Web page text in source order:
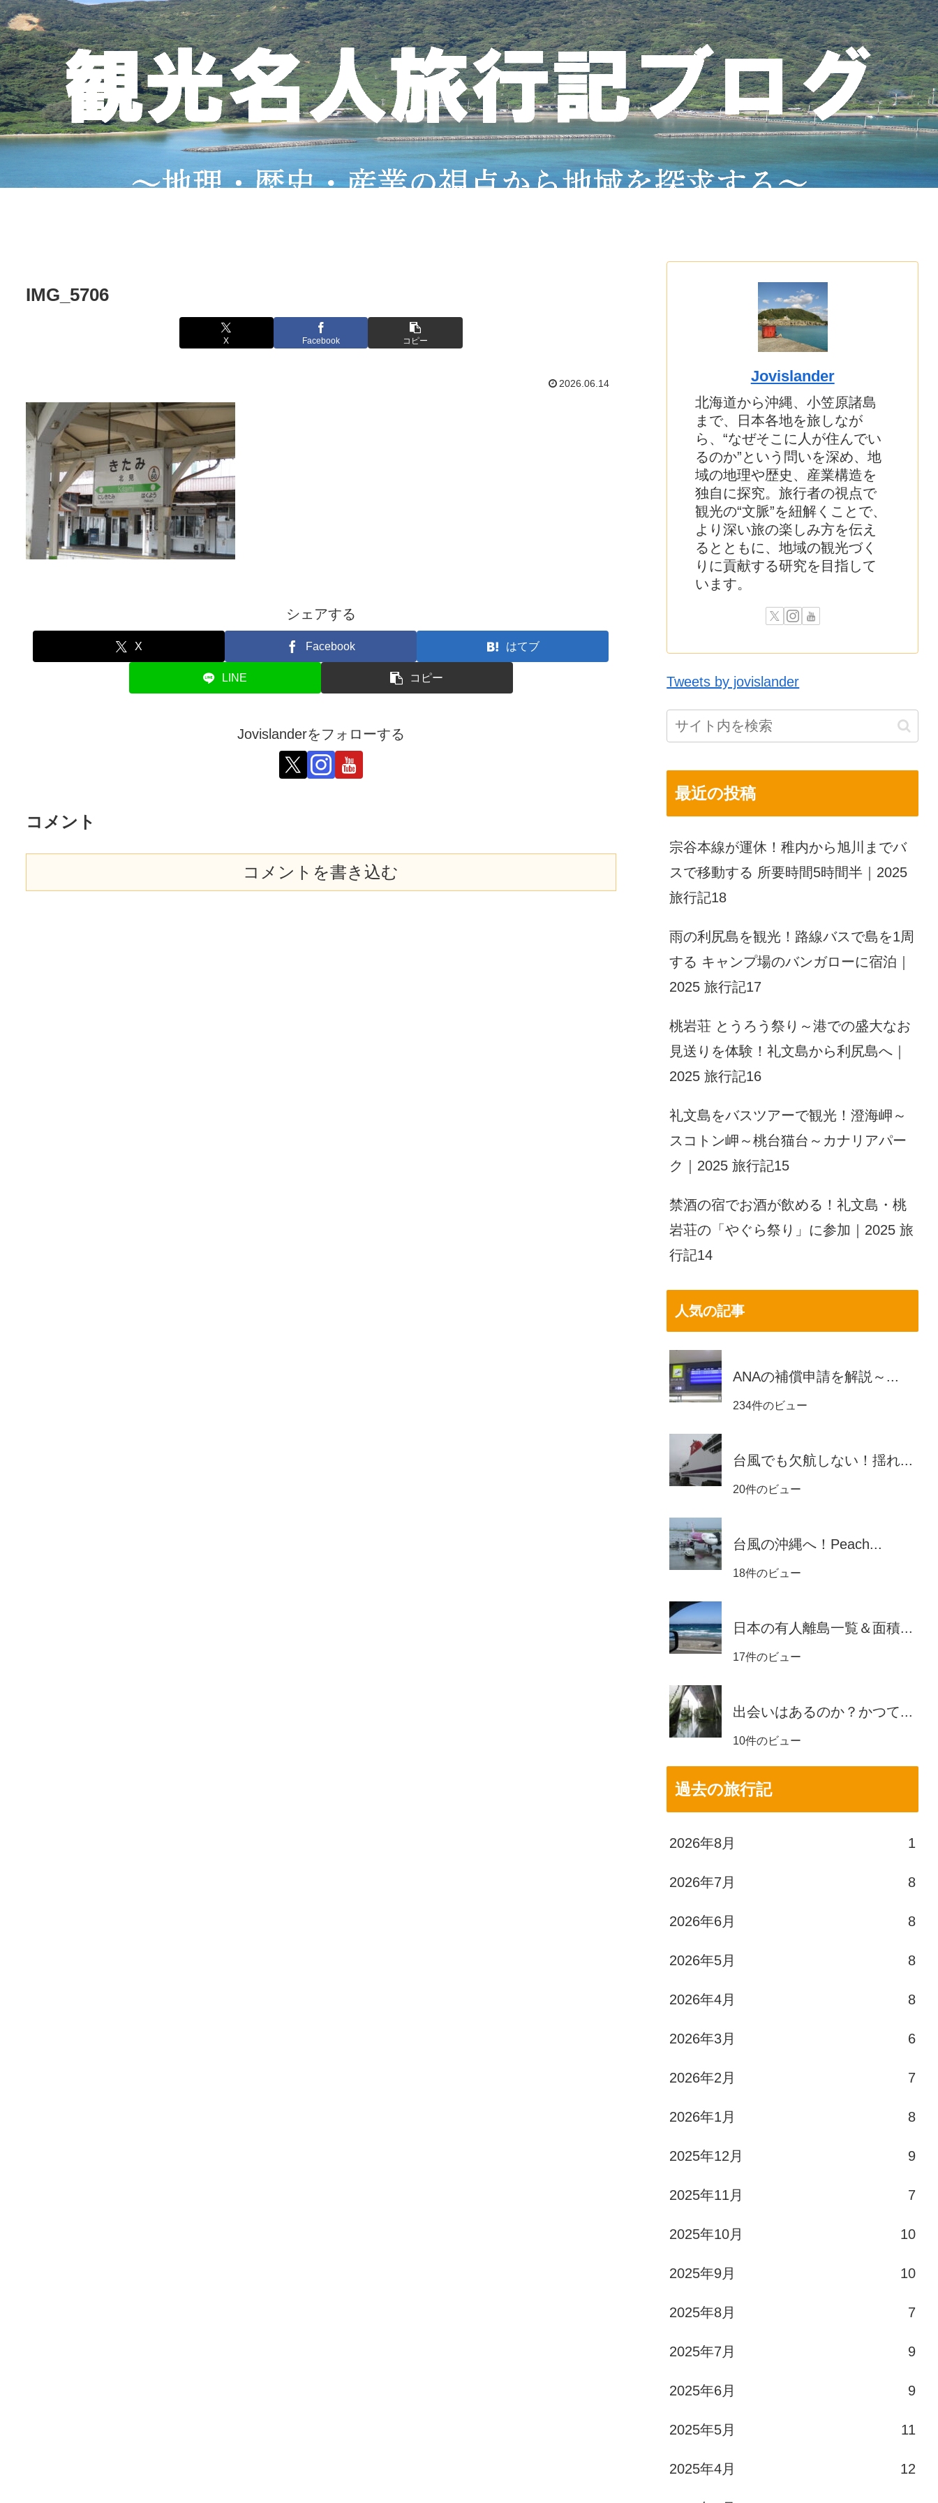
IMG_5706
X Facebook コピー
2026.06.14
シェアする
X Facebook はてブ
LINE コピー
Jovislanderをフォローする
コメント
コメントを書き込む
Jovislander
北海道から沖縄、小笠原諸島
まで、日本各地を旅しなが
ら、“なぜそこに人が住んでい
るのか”という問いを深め、地
域の地理や歴史、産業構造を
独自に探究。旅行者の視点で
観光の“文脈”を紐解くことで、
より深い旅の楽しみ方を伝え
るとともに、地域の観光づく
りに貢献する研究を目指して
います。
Tweets by jovislander
最近の投稿
宗谷本線が運休！稚内から旭川までバ
スで移動する 所要時間5時間半｜2025
旅行記18
雨の利尻島を観光！路線バスで島を1周
する キャンプ場のバンガローに宿泊｜
2025 旅行記17
桃岩荘 とうろう祭り～港での盛大なお
見送りを体験！礼文島から利尻島へ｜
2025 旅行記16
礼文島をバスツアーで観光！澄海岬～
スコトン岬～桃台猫台～カナリアパー
ク｜2025 旅行記15
禁酒の宿でお酒が飲める！礼文島・桃
岩荘の「やぐら祭り」に参加｜2025 旅
行記14
人気の記事
ANAの補償申請を解説～...
234件のビュー
台風でも欠航しない！揺れ...
20件のビュー
台風の沖縄へ！Peach...
18件のビュー
日本の有人離島一覧＆面積...
17件のビュー
出会いはあるのか？かつて...
10件のビュー
過去の旅行記
2026年8月 1
2026年7月 8
2026年6月 8
2026年5月 8
2026年4月 8
2026年3月 6
2026年2月 7
2026年1月 8
2025年12月 9
2025年11月 7
2025年10月 10
2025年9月 10
2025年8月 7
2025年7月 9
2025年6月 9
2025年5月 11
2025年4月 12